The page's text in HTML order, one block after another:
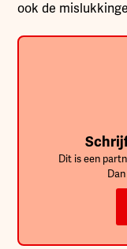
ook de
Dit is een